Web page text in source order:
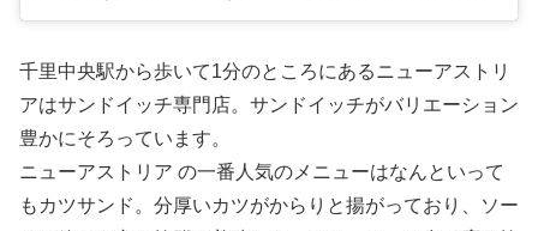
千里中央駅から歩いて1分のところにあるニューアストリ
アはサンドイッチ専門店。サンドイッチがバリエーション
豊かにそろっています。
ニューアストリア の一番人気のメニューはなんといって
もカツサンド。分厚いカツがからりと揚がっており、ソー